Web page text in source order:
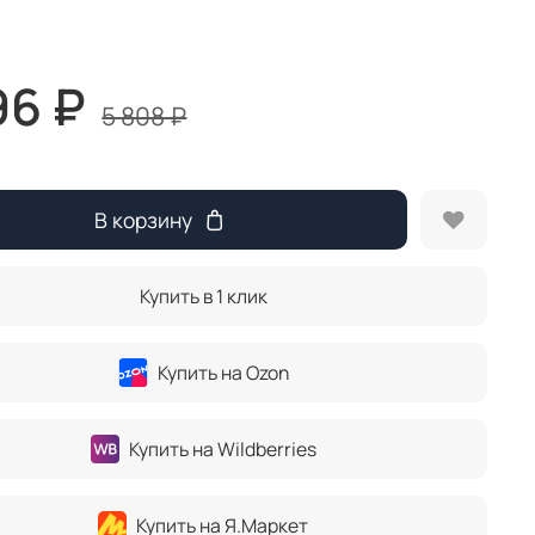
₽ 5 808 ₽
В корзину
Купить в 1 клик
Купить на Ozon
Купить на Wildberries
Купить на Я.Маркет